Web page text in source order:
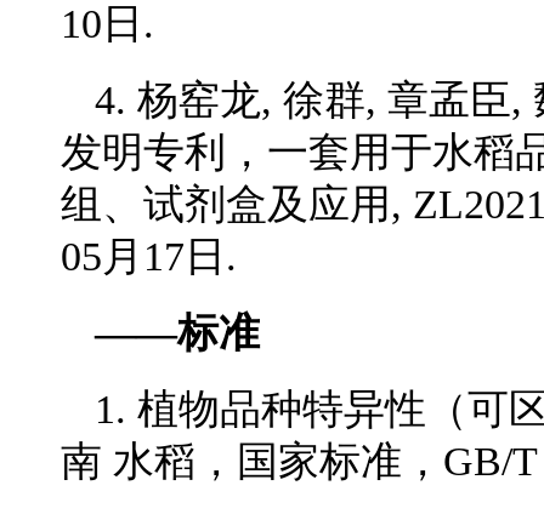
10日.
4. 杨窑龙, 徐群, 章孟臣,
发明专利，一套用于水稻
组、试剂盒及应用,
05月17日.
——标准
1. 植物品种特异性（可
南 水稻，国家标准，GB/T